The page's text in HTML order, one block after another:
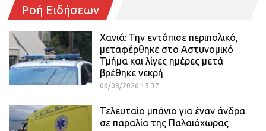
Ροή Ειδήσεων
Χανιά: Την εντόπισε περιπολικό,
μεταφέρθηκε στο Αστυνομικό
Τμήμα και λίγες ημέρες μετά
βρέθηκε νεκρή
06/08/2026 15:37
Τελευταίο μπάνιο για έναν άνδρα
σε παραλία της Παλαιόχωρας